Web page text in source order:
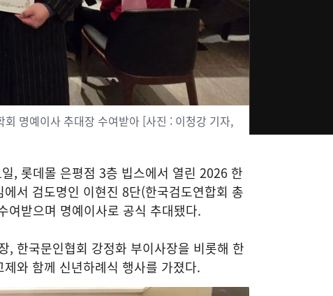
명예이사 추대장 수여받아 [사진 : 이청강 기자,
, 롯데몰 은평점 3층 빕스에서 열린 2026 한
서 검도명인 이현진 8단(한국검도연합회 총
여받으며 명예이사로 공식 추대됐다.
, 한국문인협회 강정화 부이사장을 비롯해 한
와 함께 신년하례식 행사를 가졌다.